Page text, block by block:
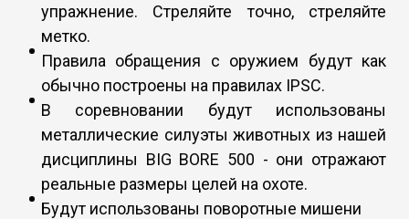
упражнение. Стреляйте точно, стреляйте
метко.
Правила обращения с оружием будут как
обычно построены на правилах IPSC.
В соревновании будут использованы
металлические силуэты животных из нашей
дисциплины BIG BORE 500 - они отражают
реальные размеры целей на охоте.
Будут использованы поворотные мишени